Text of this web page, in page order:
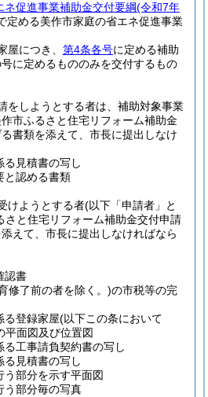
ネ促進事業補助金交付要綱(令和7年
定める美作市家庭の省エネ促進事業
屋につき、 第4条各号に定める補助
に定めるもののみを交付するもの
をしようとする者は、補助対象事業
市ふるさと住宅リフォーム補助金
書類を添えて、市長に提出しなけ
る見積書の写し
と認める書類
けようとする者(以下「申請者」と
さと住宅リフォーム補助金交付申請
えて、市長に提出しなければなら
認書
修了前の者を除く。)の市税等の完
る登録家屋(以下この条において
平面図及び位置図
る工事請負契約書の写し
る見積書の写し
う部分を示す平面図
う部分毎の写真